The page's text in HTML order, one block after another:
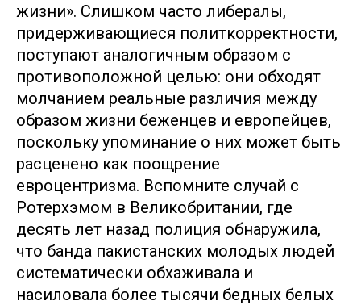
жизни». Слишком часто либералы,
придерживающиеся политкорректности,
поступают аналогичным образом с
противоположной целью: они обходят
молчанием реальные различия между
образом жизни беженцев и европейцев,
поскольку упоминание о них может быть
расценено как поощрение
евроцентризма. Вспомните случай с
Ротерхэмом в Великобритании, где
десять лет назад полиция обнаружила,
что банда пакистанских молодых людей
систематически обхаживала и
насиловала более тысячи бедных белых